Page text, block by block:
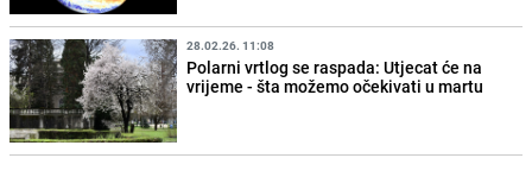
28.02.26. 11:08
Polarni vrtlog se raspada: Utjecat će na
vrijeme - šta možemo očekivati u martu